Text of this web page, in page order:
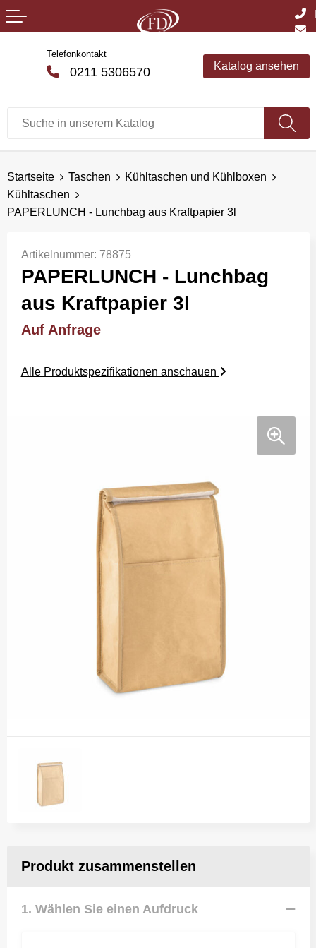
Telefonkontakt
0211 5306570 Katalog ansehen
Startseite Taschen
Kühltaschen und Kühlboxen
Kühltaschen
PAPERLUNCH - Lunchbag aus Kraftpapier 3l
Artikelnummer: 78875
PAPERLUNCH - Lunchbag
aus Kraftpapier 3l
Auf Anfrage
Alle Produktspezifikationen anschauen
Produkt zusammenstellen
1. Wählen Sie einen Aufdruck